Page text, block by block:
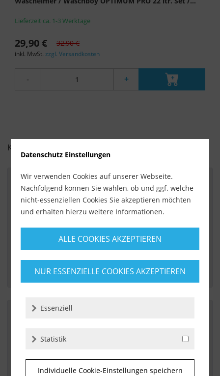
Lieferzeit ca. 1-3 Werktage
29,90 € 32,90 €
inkl. MwSt. zzgl. Versandkosten
- +
KUNDENBEWERTUNGEN FÜR
Von: Bernd Haeske
Am: 27.03.2017
Tolle Quallität
geht super leicht mit diesem Wascheimer. Kann ich
nur weiter empfehlen.
15.03.2017
Wascheimer erleichtert die Arbeit ungemein
Datenschutz Einstellungen
Wir verwenden Cookies auf unserer Webseite.
Nachfolgend können Sie wählen, ob und ggf. welche
nicht-essenziellen Cookies Sie akzeptieren möchten
und erhalten hierzu weitere Informationen.
ALLE COOKIES AKZEPTIEREN
NUR ESSENZIELLE COOKIES AKZEPTIEREN
Essenziell
Statistik
Individuelle Cookie-Einstellungen speichern